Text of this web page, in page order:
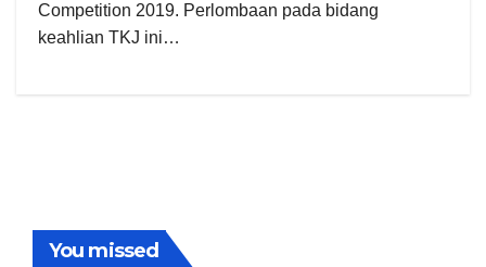
Competition 2019. Perlombaan pada bidang
keahlian TKJ ini…
You missed